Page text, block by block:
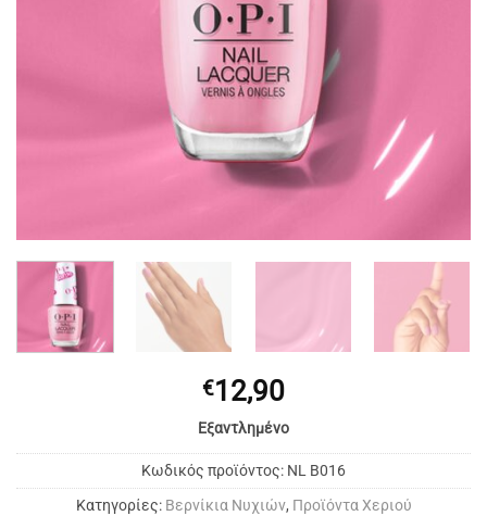
€12,90
Εξαντλημένο
Κωδικός προϊόντος: NL B016
Κατηγορίες: Bερνίκια Νυχιών, Προϊόντα Χεριού